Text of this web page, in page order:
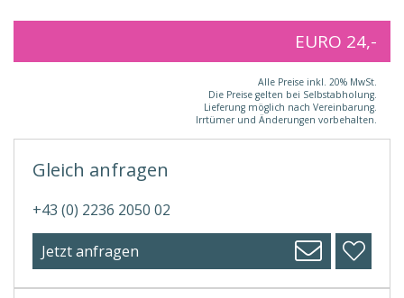
EURO 24,-
Alle Preise inkl. 20% MwSt.
Die Preise gelten bei Selbstabholung.
Lieferung möglich nach Vereinbarung.
Irrtümer und Änderungen vorbehalten.
Gleich anfragen
+43 (0) 2236 2050 02
Jetzt anfragen